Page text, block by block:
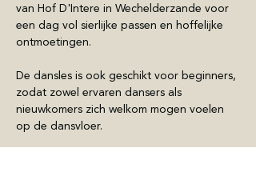
van Hof D'Intere in Wechelderzande voor
een dag vol sierlijke passen en hoffelijke
ontmoetingen.
De dansles is ook geschikt voor beginners,
zodat zowel ervaren dansers als
nieuwkomers zich welkom mogen voelen
op de dansvloer.